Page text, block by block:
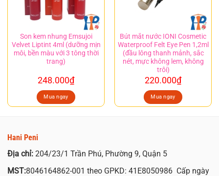
Son kem nhung Emsujoi
Velvet Liptint 4ml (dưỡng mịn
môi, bền màu với 3 tông thời
trang)
248.000₫
Mua ngay
Bút mắt nước IONI Cosmetic
Waterproof Felt Eye Pen 1,2ml
(đầu lông thanh mảnh, sắc
nét, mực không lem, không
trôi)
220.000₫
Mua ngay
Hani Peni
Địa chỉ: 204/23/1 Trần Phú, Phường 9, Quận 5
MST:8046164862-001 theo GPKD: 41E8050986 Cấp ngày